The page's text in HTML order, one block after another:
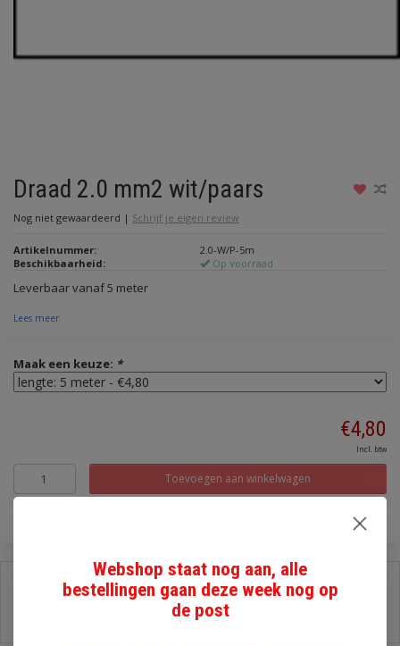
Draad 2.0 mm2 wit/paars
Nog niet gewaardeerd | Schrijf je eigen review
Artikelnummer:
2.0-W/P-5m
Beschikbaarheid:
Op voorraad
Leverbaar vanaf 5 meter
Lees meer
Maak een keuze: *
€4,80
Incl. btw
Toevoegen aan winkelwagen
Webshop staat nog aan, alle
bestellingen gaan deze week nog op
de post